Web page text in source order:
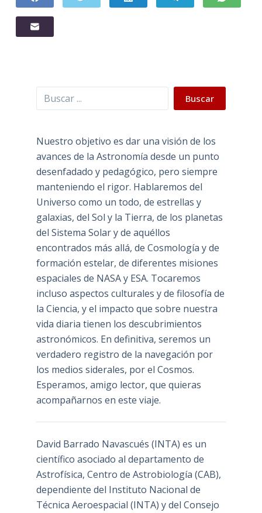
Buscar Buscar
Nuestro objetivo es dar una visión de los
avances de la Astronomía desde un punto
desenfadado y pedagógico, pero siempre
manteniendo el rigor. Hablaremos del
Universo como un todo, de estrellas y
galaxias, del Sol y la Tierra, de los planetas
del Sistema Solar y de aquéllos
encontrados más allá, de Cosmología y de
formación estelar, de diferentes misiones
espaciales de NASA y ESA. Tocaremos
incluso aspectos culturales y de filosofía de
la Ciencia, y el impacto que sobre nuestra
vida diaria tienen los descubrimientos
astronómicos. En definitiva, seremos un
verdadero registro de la navegación por
los medios siderales, por el Cosmos.
Esperamos, amigo lector, que quieras
acompañarnos en este viaje.
David Barrado Navascués (INTA) es un
científico asociado al departamento de
Astrofísica, Centro de Astrobiología (CAB),
dependiente del Instituto Nacional de
Técnica Aeroespacial (INTA) y del Consejo